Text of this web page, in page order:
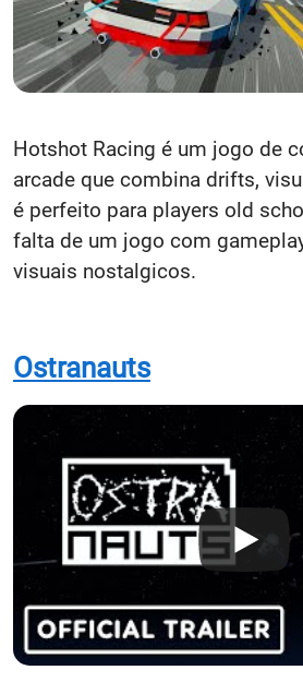
Hotshot Racing é um jogo de
arcade que combina drifts,
é perfeito para players old
falta de um jogo com
visuais nostalgicos.
Ostranauts